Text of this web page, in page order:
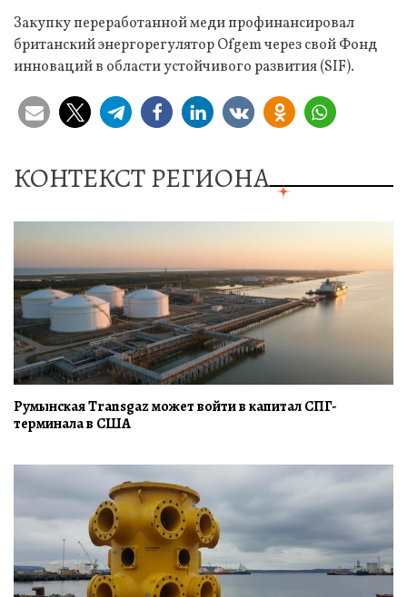
Закупку переработанной меди профинансировал
британский энергорегулятор Ofgem через свой Фонд
инноваций в области устойчивого развития (SIF).
КОНТЕКСТ РЕГИОНА
Румынская Transgaz может войти в капитал СПГ-
терминала в США